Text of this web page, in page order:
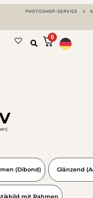
PHOTOSHOP-SERVICE
0
(Dibond) Glänzend
mit Rahmen